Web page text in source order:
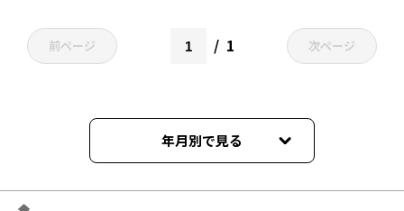
前ページ 1 次ページ
年月別で見る
2026年03月